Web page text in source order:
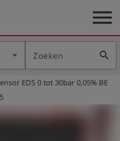
menu
Zoeken search
EDS 0 tot 30bar 0,05% BE